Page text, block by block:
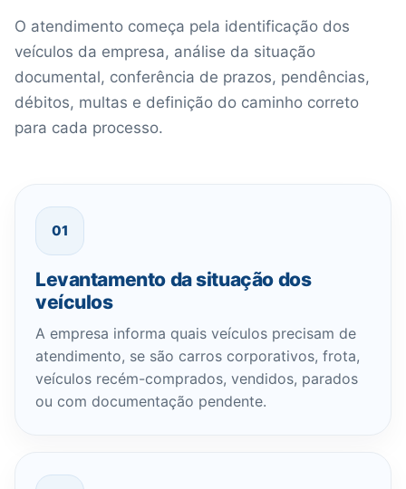
O atendimento começa pela identificação dos
veículos da empresa, análise da situação
documental, conferência de prazos, pendências,
débitos, multas e definição do caminho correto
para cada processo.
01
Levantamento da situação dos
veículos
A empresa informa quais veículos precisam de
atendimento, se são carros corporativos, frota,
veículos recém-comprados, vendidos, parados
ou com documentação pendente.